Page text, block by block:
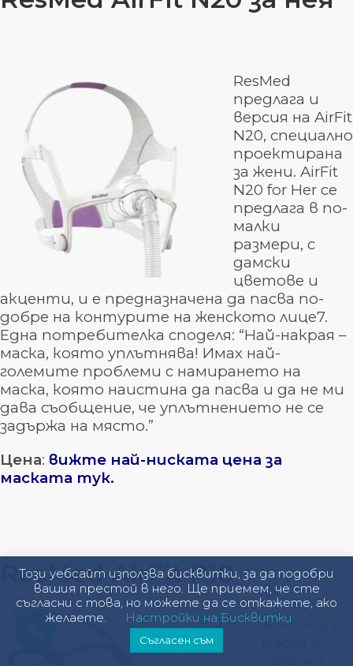
ResMed
предлага и
версия на AirFit
N20, специално
проектирана
за жени. AirFit
N20 for Her се
предлага в по-
малки
размери, с
дамски
цветове и
акценти, и е предназначена да пасва по-
добре на контурите на женското лице7.
Една потребителка споделя: “Най-накрая –
маска, която уплътнява! Имах най-
големите проблеми с намирането на
маска, която наистина да пасва и да не ми
дава съобщение, че уплътнението не се
задържа на място.”
Цена: вижте най-ниската цена за
маската тук.
ResMed AirFit P10
AirFit P10 е
Този уебсайт използва бисквитки, за да подобри
вашия престой в него. Ще приемем, че сте
съгласни с това, но можете да се откажете, ако
желаете.
Настройки на Бисквитки
Съгласен съм